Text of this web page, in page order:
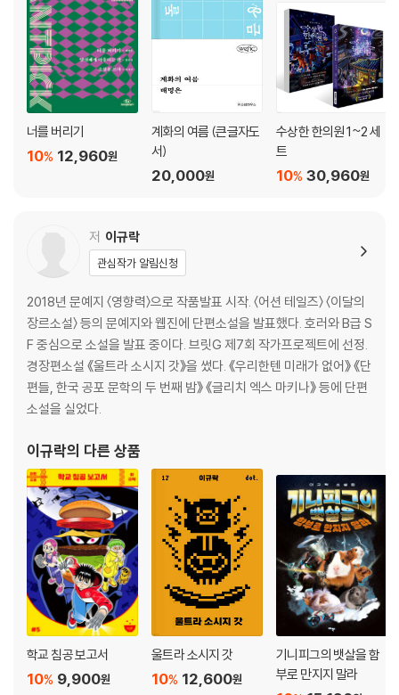
너를 버리기
12,960원
10%
계화의 여름 (큰글자도
서)
20,000원
수상한 한의원 1~2 세
트
30,960원
10%
저 이규락
관심작가 알림신청
2018년 문예지 〈영향력〉으로 작품발표 시작. 〈어션 테일즈〉 〈이달의
장르소설〉 등의 문예지와 웹진에 단편소설을 발표했다. 호러와 B급 S
F 중심으로 소설을 발표 중이다. 브릿G 제7회 작가프로젝트에 선정.
경장편소설 《울트라 소시지 갓》을 썼다. 《우리한텐 미래가 없어》 《단
편들, 한국 공포 문학의 두 번째 밤》 《글리치 엑스 마키나》 등에 단편
소설을 실었다.
이규락의 다른 상품
학교 침공 보고서
9,900원
10%
울트라 소시지 갓
12,600원
10%
기니피그의 뱃살을 함
부로 만지지 말라